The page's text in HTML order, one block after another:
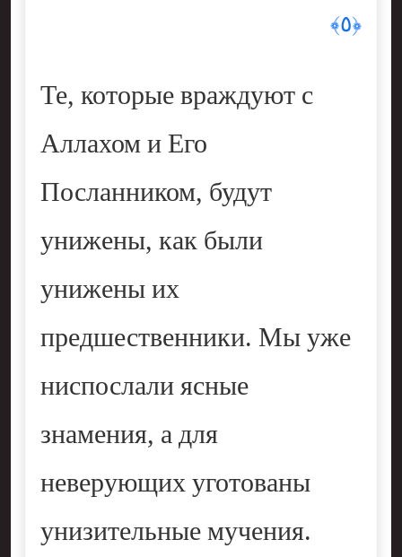
﴿٥﴾
Те, которые враждуют с
Аллахом и Его
Посланником, будут
унижены, как были
унижены их
предшественники. Мы уже
ниспослали ясные
знамения, а для
неверующих уготованы
унизительные мучения.